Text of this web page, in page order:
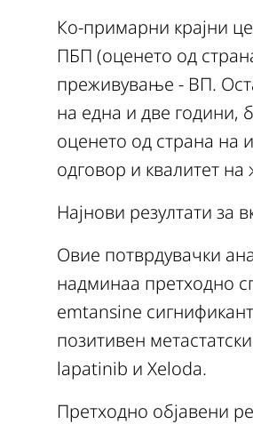
Ко-примарни крајни
ПБП (оценето од
преживување - ВП.
на една и две години,
оценето од страна на
одговор и квалитет на
Најнови резултати за
Овие потврдувачки
надминаа претходно
emtansine
позитивен
lapatinib и Xeloda.
Претходно објавени